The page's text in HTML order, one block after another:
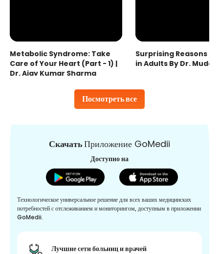
Посмотреть все
Metabolic Syndrome: Take
Care of Your Heart (Part - 1) |
Dr. Ajay Kumar Sharma
Surprising Reasons
in Adults By Dr.
СкачатьПриложение GoMedii
Доступно на
Технологическое универсальное решение для всех ваших медицинских
потребностей с отслеживанием и мониторингом, доступным в приложении
GoMedii.
Лучшие сети больниц и врачей